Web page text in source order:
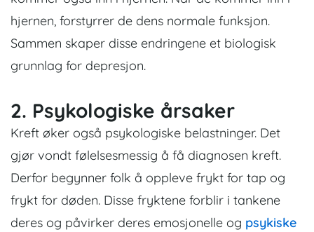
hjernen, forstyrrer de dens normale funksjon.
Sammen skaper disse endringene et biologisk
grunnlag for depresjon.
2. Psykologiske årsaker
Kreft øker også psykologiske belastninger. Det
gjør vondt følelsesmessig å få diagnosen kreft.
Derfor begynner folk å oppleve frykt for tap og
frykt for døden. Disse fryktene forblir i tankene
deres og påvirker deres emosjonelle og psykiske